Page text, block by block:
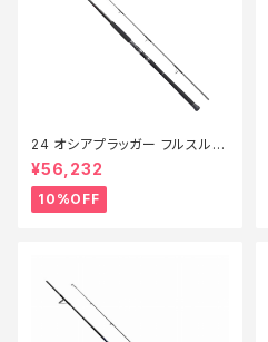
24 オシアプラッガー フルスルッ
トル S88H【継続セール_ロッド】
【10】
¥56,232
10%OFF